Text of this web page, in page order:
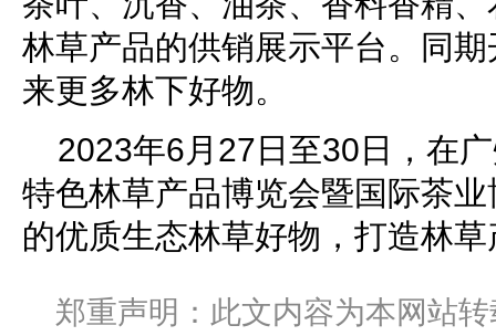
林草产品的供销展示平台。同
来更多林下好物。
2023年6月27日至30日，在
特色林草产品博览会暨国际茶
的优质生态林草好物，打造林
郑重声明：此文内容为本网站